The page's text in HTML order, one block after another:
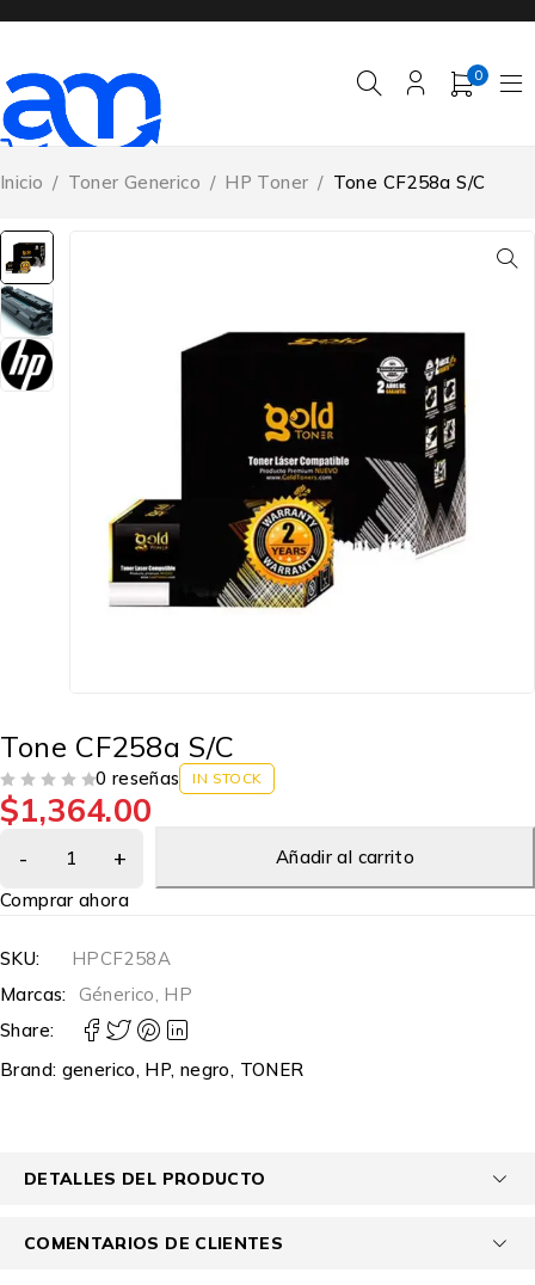
0
Inicio / Toner Generico / HP Toner / Tone CF258a S/C
Tone CF258a S/C
0 reseñas IN STOCK
$1,364.00
Añadir al carrito
Comprar ahora
SKU:
HPCF258A
Marcas:
Génerico, HP
Share:
Brand: generico, HP, negro, TONER
DETALLES DEL PRODUCTO
COMENTARIOS DE CLIENTES